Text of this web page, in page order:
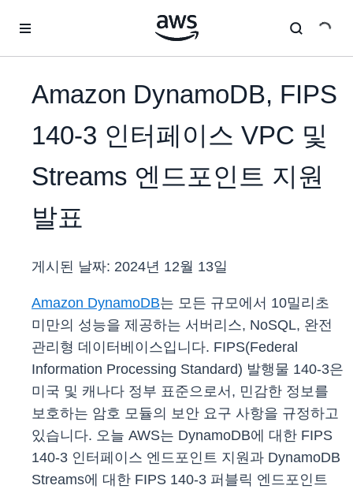
Amazon DynamoDB, FIPS
140-3 인터페이스 VPC 및
Streams 엔드포인트 지원
발표
게시된 날짜: 2024년 12월 13일
Amazon DynamoDB는 모든 규모에서 10밀리초
미만의 성능을 제공하는 서버리스, NoSQL, 완전
관리형 데이터베이스입니다. FIPS(Federal
Information Processing Standard) 발행물 140-3은
미국 및 캐나다 정부 표준으로서, 민감한 정보를
보호하는 암호 모듈의 보안 요구 사항을 규정하고
있습니다. 오늘 AWS는 DynamoDB에 대한 FIPS
140-3 인터페이스 엔드포인트 지원과 DynamoDB
Streams에 대한 FIPS 140-3 퍼블릭 엔드포인트